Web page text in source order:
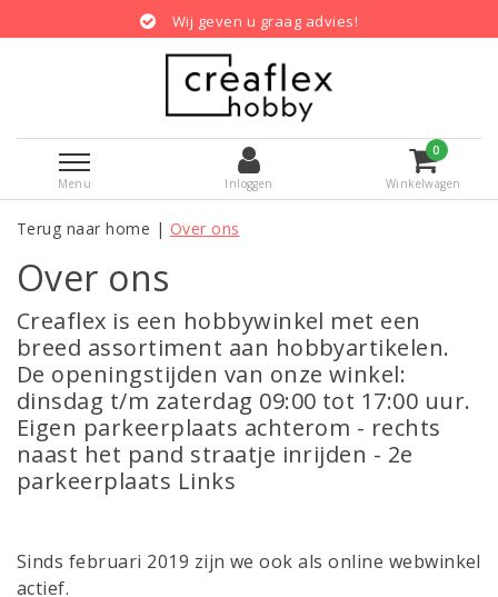
Wij geven u graag advies!
Menu Inloggen
0
Winkelwagen
Terug naar home | Over ons
Over ons
Creaflex is een hobbywinkel met een
breed assortiment aan hobbyartikelen.
De openingstijden van onze winkel:
dinsdag t/m zaterdag 09:00 tot 17:00 uur.
Eigen parkeerplaats achterom - rechts
naast het pand straatje inrijden - 2e
parkeerplaats Links
Sinds februari 2019 zijn we ook als online webwinkel
actief.